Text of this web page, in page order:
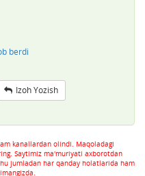
berdi
Izoh Yozish
kanallardan olindi. Maqoladagi
Saytimiz ma'muriyati axborotdan
jumladan har qanday holatlarida ham